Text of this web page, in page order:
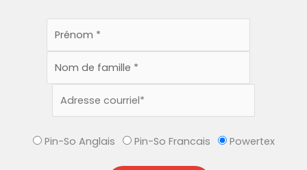
Pin-So Anglais Pin-So Francais Powertex